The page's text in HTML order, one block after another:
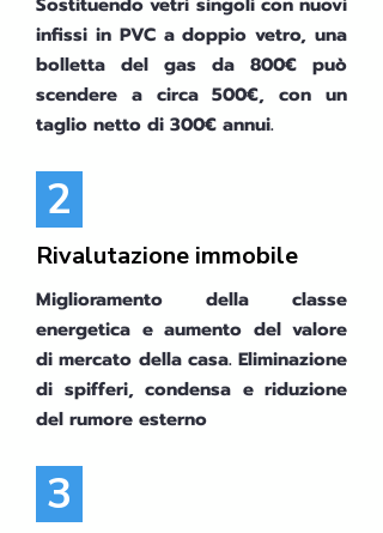
infissi in PVC a doppio vetro, una
bolletta del gas da 800€ può
scendere a circa 500€, con un
taglio netto di 300€ annui.
2
Rivalutazione immobile
Miglioramento della classe
energetica e aumento del valore
di mercato della casa. Eliminazione
di spifferi, condensa e riduzione
del rumore esterno
3